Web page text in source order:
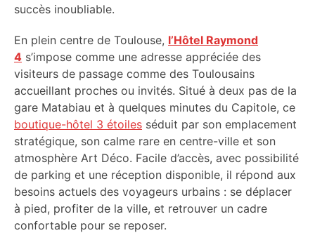
succès inoubliable.
En plein centre de Toulouse, l’Hôtel Raymond
4 s’impose comme une adresse appréciée des
visiteurs de passage comme des Toulousains
accueillant proches ou invités. Situé à deux pas de la
gare Matabiau et à quelques minutes du Capitole, ce
boutique-hôtel 3 étoiles séduit par son emplacement
stratégique, son calme rare en centre-ville et son
atmosphère Art Déco. Facile d’accès, avec possibilité
de parking et une réception disponible, il répond aux
besoins actuels des voyageurs urbains : se déplacer
à pied, profiter de la ville, et retrouver un cadre
confortable pour se reposer.